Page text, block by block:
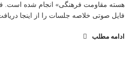
هسته مقاومت فرهنگی» انجام شده است.
فایل صوتی خلاصه جلسات را از اینجا
ادامه مطلب